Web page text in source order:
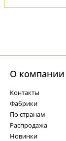
О компании
Контакты
Фабрики
По странам
Распродажа
Новинки